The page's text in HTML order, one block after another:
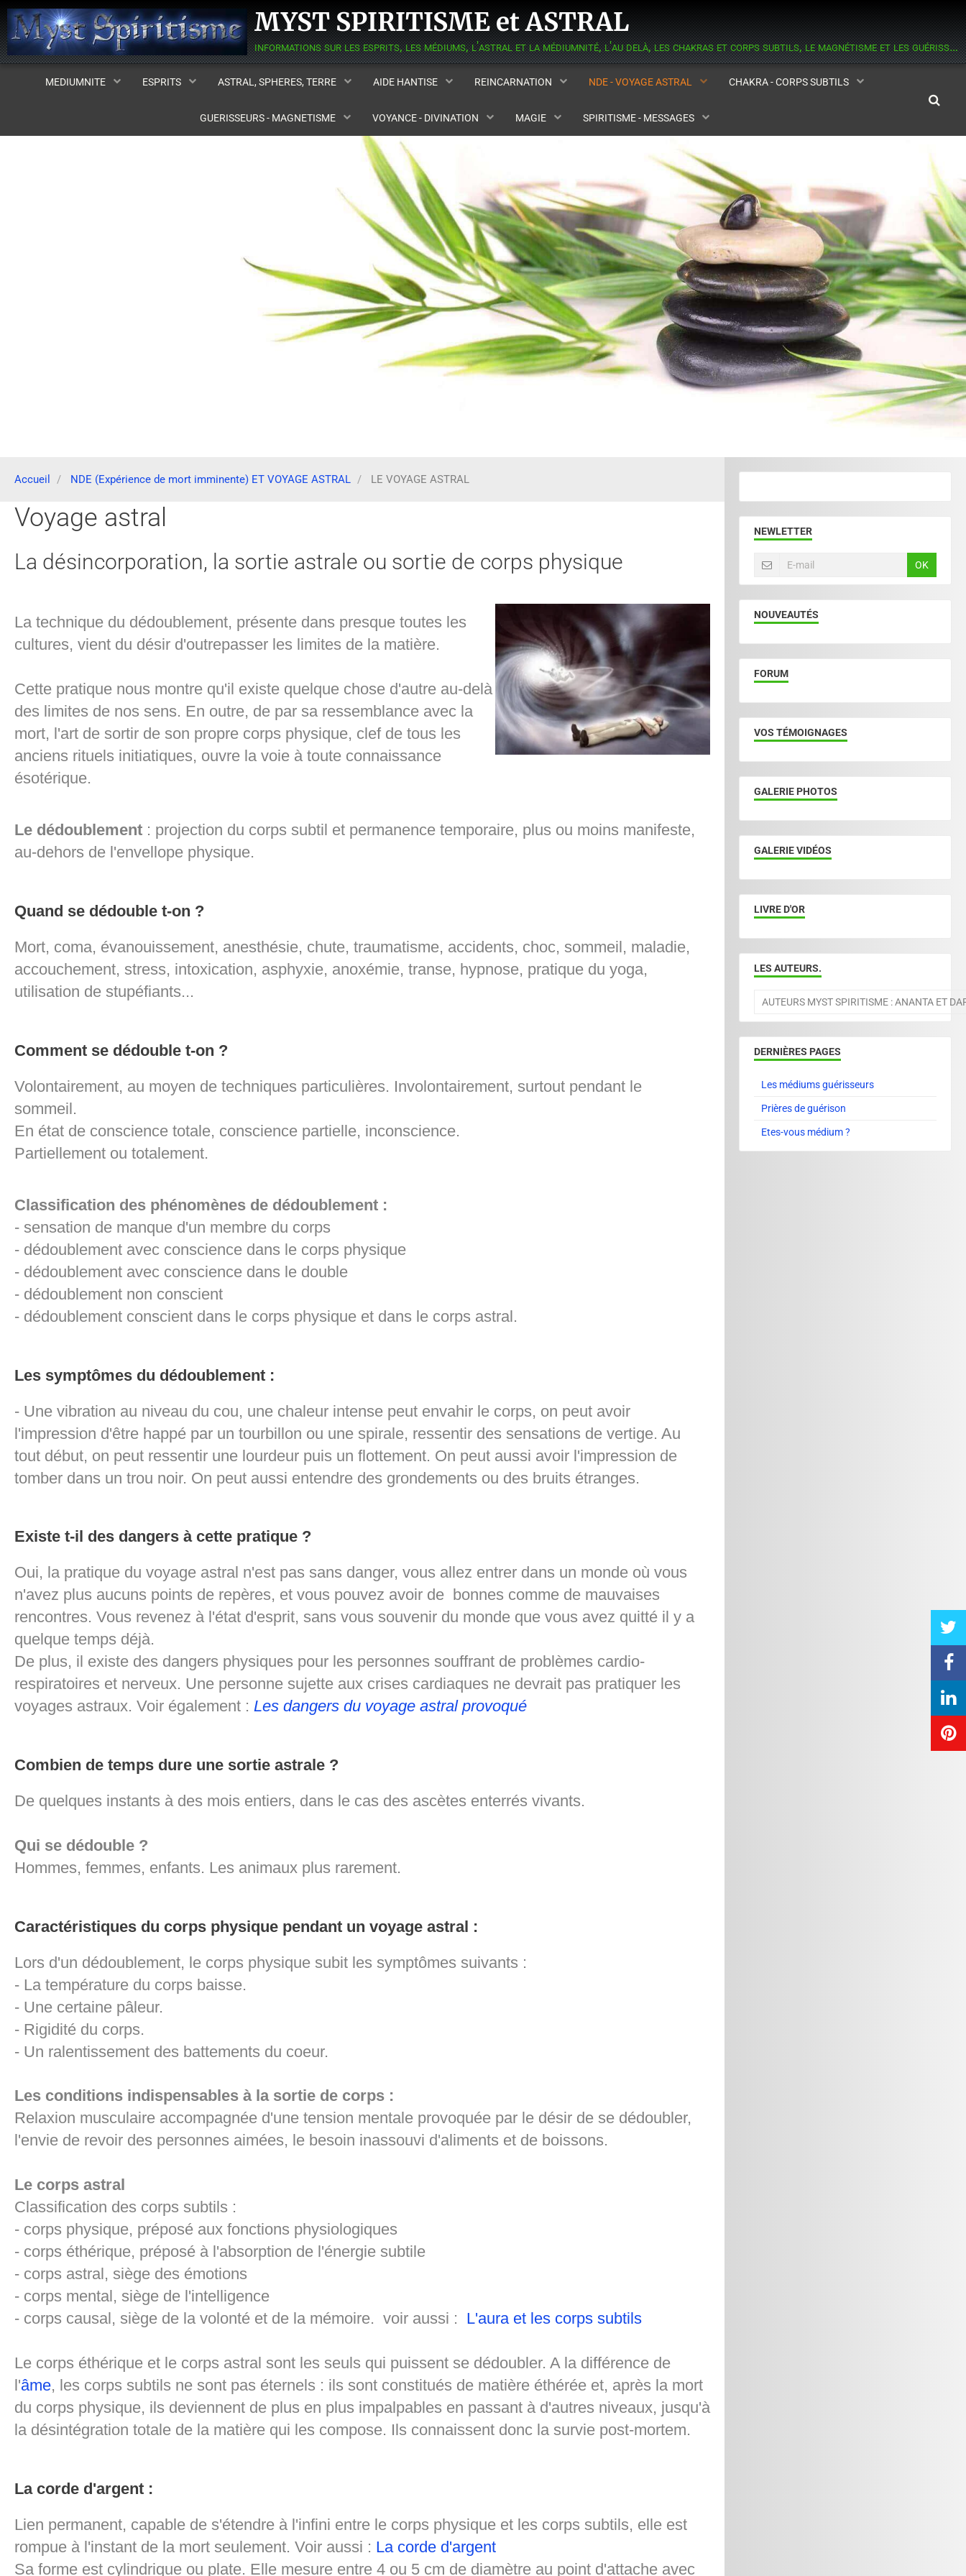
MYST SPIRITISME et ASTRAL
informations sur les esprits, les médiums, l'astral et la médiumnité, l'au delà, les chakras et corps subtils, le magnétisme et les guérisseurs, la réincarnation, l'aide contre les hantises.
MEDIUMNITE ESPRITS ASTRAL, SPHERES, TERRE AIDE HANTISE REINCARNATION NDE - VOYAGE ASTRAL CHAKRA - CORPS SUBTILS
GUERISSEURS - MAGNETISME VOYANCE - DIVINATION MAGIE SPIRITISME - MESSAGES
Accueil NDE (Expérience de mort imminente) ET VOYAGE ASTRAL LE VOYAGE ASTRAL
Voyage astral
La désincorporation, la sortie astrale ou sortie de corps physique
La technique du dédoublement, présente dans presque toutes les
cultures, vient du désir d'outrepasser les limites de la matière.
Cette pratique nous montre qu'il existe quelque chose d'autre au-delà
des limites de nos sens. En outre, de par sa ressemblance avec la
mort, l'art de sortir de son propre corps physique, clef de tous les
anciens rituels initiatiques, ouvre la voie à toute connaissance
ésotérique.
Le dédoublement : projection du corps subtil et permanence temporaire, plus ou moins manifeste,
au-dehors de l'envellope physique.
Quand se dédouble t-on ?
Mort, coma, évanouissement, anesthésie, chute, traumatisme, accidents, choc, sommeil, maladie,
accouchement, stress, intoxication, asphyxie, anoxémie, transe, hypnose, pratique du yoga,
utilisation de stupéfiants...
Comment se dédouble t-on ?
Volontairement, au moyen de techniques particulières. Involontairement, surtout pendant le
sommeil.
En état de conscience totale, conscience partielle, inconscience.
Partiellement ou totalement.
Classification des phénomènes de dédoublement :
- sensation de manque d'un membre du corps
- dédoublement avec conscience dans le corps physique
- dédoublement avec conscience dans le double
- dédoublement non conscient
- dédoublement conscient dans le corps physique et dans le corps astral.
Les symptômes du dédoublement :
- Une vibration au niveau du cou, une chaleur intense peut envahir le corps, on peut avoir
l'impression d'être happé par un tourbillon ou une spirale, ressentir des sensations de vertige. Au
tout début, on peut ressentir une lourdeur puis un flottement. On peut aussi avoir l'impression de
tomber dans un trou noir. On peut aussi entendre des grondements ou des bruits étranges.
Existe t-il des dangers à cette pratique ?
Oui, la pratique du voyage astral n'est pas sans danger, vous allez entrer dans un monde où vous
n'avez plus aucuns points de repères, et vous pouvez avoir de bonnes comme de mauvaises
rencontres. Vous revenez à l'état d'esprit, sans vous souvenir du monde que vous avez quitté il y a
quelque temps déjà.
De plus, il existe des dangers physiques pour les personnes souffrant de problèmes cardio-
respiratoires et nerveux. Une personne sujette aux crises cardiaques ne devrait pas pratiquer les
voyages astraux. Voir également : Les dangers du voyage astral provoqué
Combien de temps dure une sortie astrale ?
De quelques instants à des mois entiers, dans le cas des ascètes enterrés vivants.
Qui se dédouble ?
Hommes, femmes, enfants. Les animaux plus rarement.
Caractéristiques du corps physique pendant un voyage astral :
Lors d'un dédoublement, le corps physique subit les symptômes suivants :
- La température du corps baisse.
- Une certaine pâleur.
- Rigidité du corps.
- Un ralentissement des battements du coeur.
Les conditions indispensables à la sortie de corps :
Relaxion musculaire accompagnée d'une tension mentale provoquée par le désir de se dédoubler,
l'envie de revoir des personnes aimées, le besoin inassouvi d'aliments et de boissons.
Le corps astral
Classification des corps subtils :
- corps physique, préposé aux fonctions physiologiques
- corps éthérique, préposé à l'absorption de l'énergie subtile
- corps astral, siège des émotions
- corps mental, siège de l'intelligence
- corps causal, siège de la volonté et de la mémoire. voir aussi : L'aura et les corps subtils
Le corps éthérique et le corps astral sont les seuls qui puissent se dédoubler. A la différence de
l'âme, les corps subtils ne sont pas éternels : ils sont constitués de matière éthérée et, après la mort
du corps physique, ils deviennent de plus en plus impalpables en passant à d'autres niveaux, jusqu'à
la désintégration totale de la matière qui les compose. Ils connaissent donc la survie post-mortem.
La corde d'argent :
Lien permanent, capable de s'étendre à l'infini entre le corps physique et les corps subtils, elle est
rompue à l'instant de la mort seulement. Voir aussi : La corde d'argent
Sa forme est cylindrique ou plate. Elle mesure entre 4 ou 5 cm de diamètre au point d'attache avec
NEWLETTER
OK
NOUVEAUTÉS
FORUM
VOS TÉMOIGNAGES
GALERIE PHOTOS
GALERIE VIDÉOS
LIVRE D'OR
LES AUTEURS.
AUTEURS MYST SPIRITISME : ANANTA ET
DERNIÈRES PAGES
Les médiums guérisseurs
Prières de guérison
Etes-vous médium ?